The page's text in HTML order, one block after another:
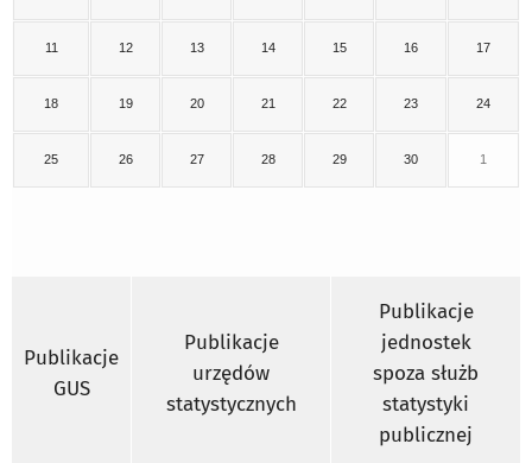
11 12 13 14 15 16 17
18 19 20 21 22 23 24
25 26 27 28 29 30 1
Publikacje
GUS
Publikacje
urzędów
statystycznych
Publikacje
jednostek
spoza służb
statystyki
publicznej